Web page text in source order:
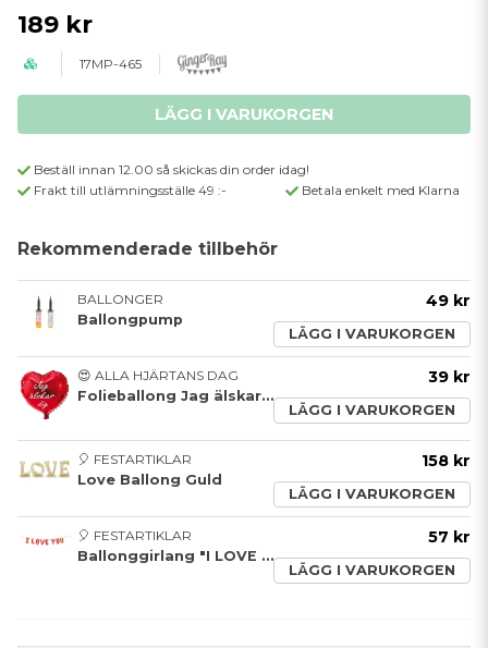
189 kr
17MP-465
LÄGG I VARUKORGEN
Beställ innan 12.00 så skickas din order idag!
Frakt till utlämningsställe 49 :-
Betala enkelt med Klarna
Rekommenderade tillbehör
BALLONGER
Ballongpump
49 kr
LÄGG I VARUKORGEN
😍 ALLA HJÄRTANS DAG
Folieballong Jag älskar dig
39 kr
LÄGG I VARUKORGEN
🎈 FESTARTIKLAR
Love Ballong Guld
158 kr
LÄGG I VARUKORGEN
🎈 FESTARTIKLAR
Ballonggirlang "I LOVE YOU" - Röd
57 kr
LÄGG I VARUKORGEN